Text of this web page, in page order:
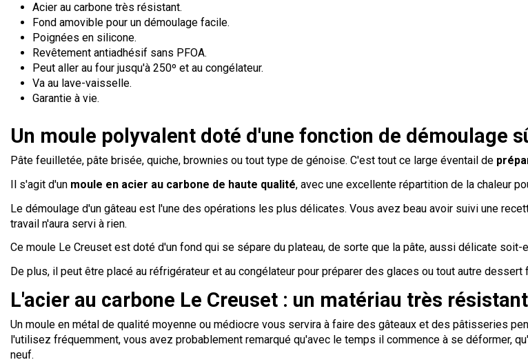
Acier au carbone très résistant.
Fond amovible pour un démoulage facile.
Poignées en silicone.
Revêtement antiadhésif sans PFOA.
Peut aller au four jusqu'à 250º et au congélateur.
Va au lave-vaisselle.
Garantie à vie.
Un moule polyvalent doté d'une fonction de démoulage
Pâte feuilletée, pâte brisée, quiche, brownies ou tout type de génoise. C'est tout ce large éventail de
Il s'agit d'un moule en acier au carbone de haute qualité, avec une excellente répartition de la chaleur
Le démoulage d'un gâteau est l'une des opérations les plus délicates. Vous avez beau avoir suivi une
travail n'aura servi à rien.
Ce moule Le Creuset est doté d'un fond qui se sépare du plateau, de sorte que la pâte, aussi délicate
De plus, il peut être placé au réfrigérateur et au congélateur pour préparer des glaces ou tout autre dessert
L'acier au carbone Le Creuset : un matériau très résistant
Un moule en métal de qualité moyenne ou médiocre vous servira à faire des gâteaux et des pâtisseries
l'utilisez fréquemment, vous avez probablement remarqué qu'avec le temps il commence à se déformer,
neuf.